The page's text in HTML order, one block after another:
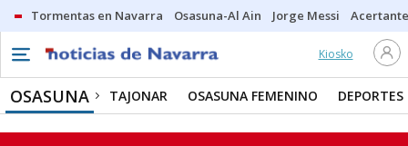
Tormentas en Navarra Osasuna-Al Ain Jorge Messi
Kiosko
OSASUNA TAJONAR OSASUNA FEMENINO DEPORTES